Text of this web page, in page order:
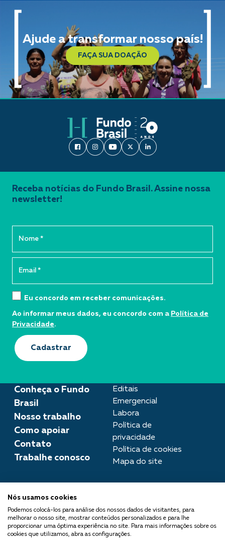
Ajude a transformar nosso país!
FAÇA SUA DOAÇÃO
Conheça o Fundo
Brasil
Nosso trabalho
Como apoiar
Contato
Trabalhe conosco
Editais
Emergencial
Labora
Política de
privacidade
Política de cookies
Mapa do site
imprensa@fundobrasil.org.br
O Fundo Brasil integra a Rede
Comuá - Filantropia que
Receba notícias do Fundo Brasil. Assine nossa
newsletter!
Eu concordo em receber comunicações.
Ao informar meus dados, eu concordo com a Política de
Privacidade.
Cadastrar
Nós usamos cookies
Podemos colocá-los para análise dos nossos dados de visitantes, para
melhorar o nosso site, mostrar conteúdos personalizados e para lhe
proporcionar uma óptima experiência no site. Para mais informações sobre os
cookies que utilizamos, abra as configurações.